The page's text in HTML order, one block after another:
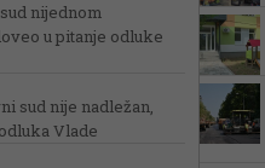
nijednom
u pitanje odluke
sud nije nadležan,
Vlade